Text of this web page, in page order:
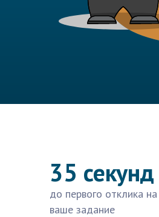
35 секунд
до первого отклика на
ваше задание